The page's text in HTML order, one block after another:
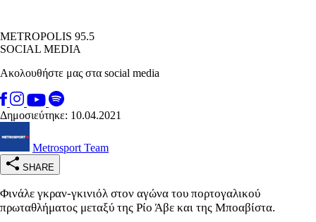
METROPOLIS 95.5
SOCIAL MEDIA
Ακολουθήστε μας στα social media
Δημοσιεύτηκε: 10.04.2021
Metrosport Team
SHARE
Φινάλε γκραν-γκινιόλ στον αγώνα του πορτογαλικού
πρωταθλήματος μεταξύ της Ρίο Άβε και της Μποαβίστα.